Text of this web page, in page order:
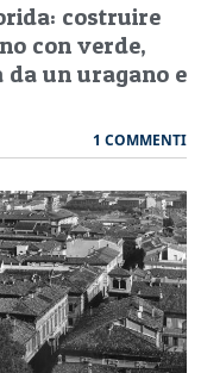
costruire
con verde,
da un uragano e
1 COMMENTI